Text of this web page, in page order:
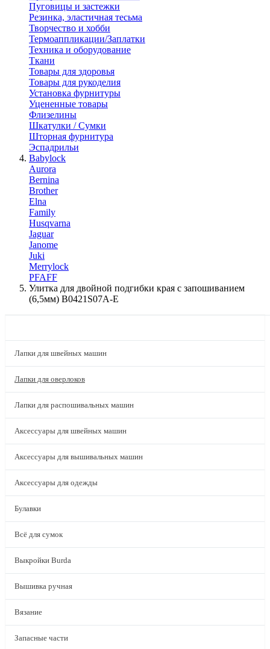
Пуговицы и застежки
Резинка, эластичная тесьма
Творчество и хобби
Термоаппликации/Заплатки
Техника и оборудование
Ткани
Товары для здоровья
Товары для рукоделия
Установка фурнитуры
Уцененные товары
Флизелины
Шкатулки / Сумки
Шторная фурнитура
Эспадрильи
Babylock
Aurora
Bernina
Brother
Elna
Family
Husqvarna
Jaguar
Janome
Juki
Merrylock
PFAFF
Улитка для двойной подгибки края с запошиванием
(6,5мм) B0421S07A-E
Лапки для швейных машин
Лапки для оверлоков
Лапки для распошивальных машин
Аксессуары для швейных машин
Аксессуары для вышивальных машин
Аксессуары для одежды
Булавки
Всё для сумок
Выкройки Burda
Вышивка ручная
Вязание
Запасные части